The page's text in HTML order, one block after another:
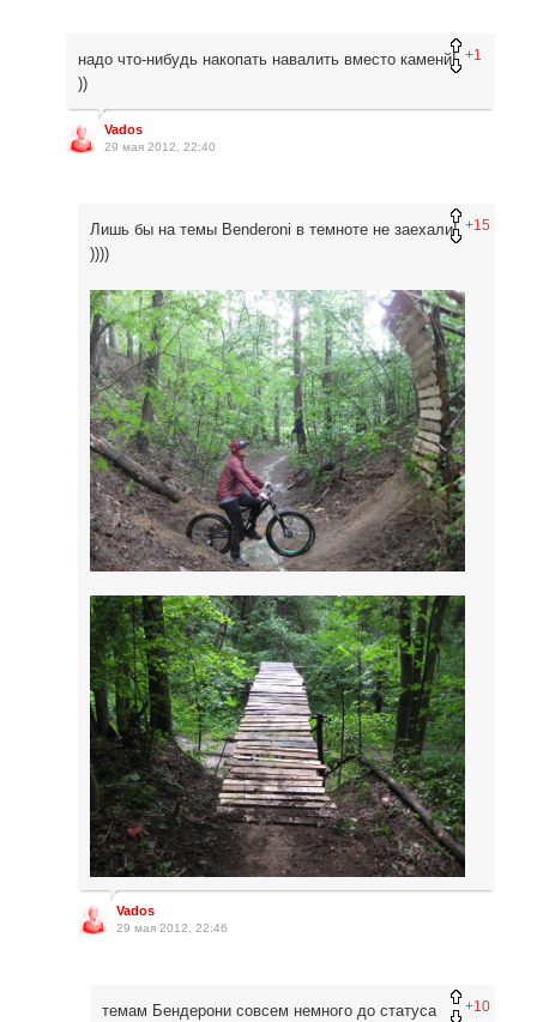
+1
надо что-нибудь накопать навалить вместо каменй!
))
Vados
29 мая 2012, 22:40
+15
Лишь бы на темы Benderoni в темноте не заехали!
))))
Vados
29 мая 2012, 22:46
+10
темам Бендерони совсем немного до статуса